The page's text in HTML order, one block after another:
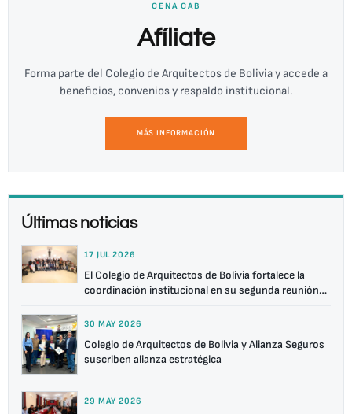
CENA CAB
Afíliate
Forma parte del Colegio de Arquitectos de Bolivia y accede a
beneficios, convenios y respaldo institucional.
MÁS INFORMACIÓN
Últimas noticias
17 JUL 2026
El Colegio de Arquitectos de Bolivia fortalece la
coordinación institucional en su segunda reunión
30 MAY 2026
Colegio de Arquitectos de Bolivia y Alianza Seguros
suscriben alianza estratégica
29 MAY 2026